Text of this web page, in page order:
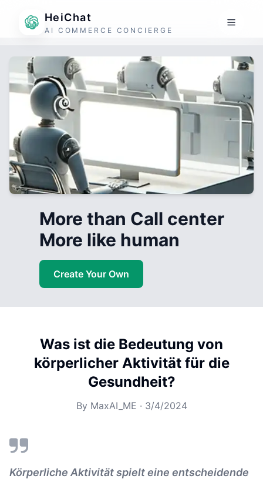
HeiChat
AI COMMERCE CONCIERGE
More than Call center
More like human
Create Your Own
Was ist die Bedeutung von
körperlicher Aktivität für die
Gesundheit?
By MaxAI_ME · 3/4/2024
Körperliche Aktivität spielt eine entscheidende